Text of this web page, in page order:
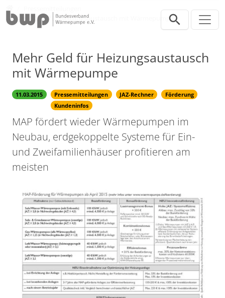
Mehr Geld für Heizungsaustausch mit Wärmepumpe
Mehr Geld für Heizungsaustausch
mit Wärmepumpe
11.03.2015 Pressemitteilungen JAZ-Rechner
Förderung
Kundeninfos
MAP fördert wieder Wärmepumpen im
Neubau, erdgekoppelte Systeme für Ein-
und Zweifamilienhäuser profitieren am
meisten